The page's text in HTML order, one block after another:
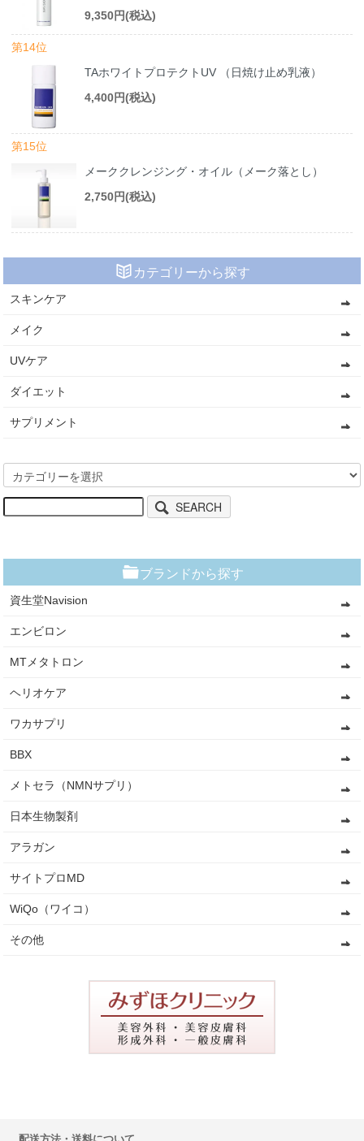
9,350円(税込)
第14位
TAホワイトプロテクトUV （日焼け止め乳液）
4,400円(税込)
第15位
メーククレンジング・オイル（メーク落とし）
2,750円(税込)
カテゴリーから探す
スキンケア
メイク
UVケア
ダイエット
サプリメント
SEARCH
ブランドから探す
資生堂Navision
エンビロン
MTメタトロン
ヘリオケア
ワカサプリ
BBX
メトセラ（NMNサプリ）
日本生物製剤
アラガン
サイトプロMD
WiQo（ワイコ）
その他